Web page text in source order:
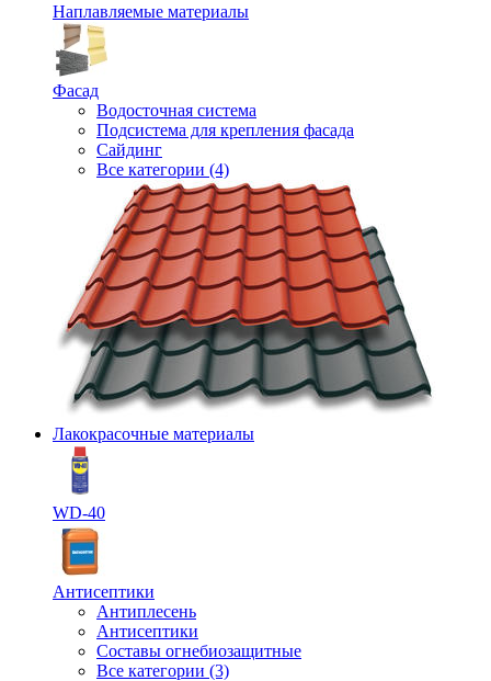
Наплавляемые материалы
Фасад
Водосточная система
Подсистема для крепления фасада
Сайдинг
Все категории (4)
Лакокрасочные материалы
WD-40
Антисептики
Антиплесень
Антисептики
Составы огнебиозащитные
Все категории (3)